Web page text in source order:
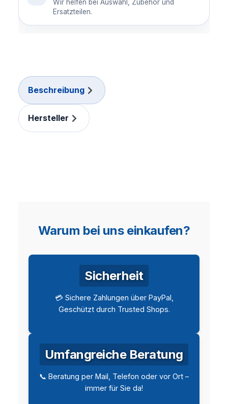
Wir helfen bei Auswahl, Zubehör und
Ersatzteilen.
Beschreibung
Hersteller
Warum bei uns einkaufen?
Sicherheit
💳 Sichere Zahlungen über PayPal,
Geschützt durch Trusted Shops.
Umfangreiche Beratung
📞 Beratung per Mail, Telefon oder vor Ort –
immer für Sie da!